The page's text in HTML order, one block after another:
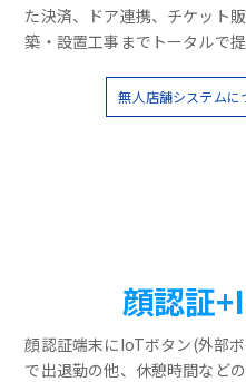
た決済、ドア連携、チケット
築・設置工事までトータルで提
無人店舗システムに
顔認証
顔認証端末にIoTボタン(外部
で出退勤の他、休憩時間など